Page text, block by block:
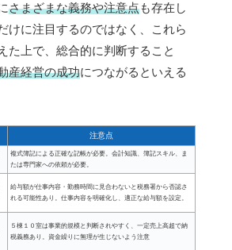
さまざまな義務や注意点も存在し
けに注目するのではなく、これら
た上で、総合的に判断すること
産経営の成功につながるといえる
注意点
複式簿記による正確な記帳が必要。会計知識、簿記スキル、ま
たは専門家への依頼が必要。
給与額が仕事内容・勤務時間に見合わないと税務署から否認さ
れる可能性あり。仕事内容を明確化し、適正な給与額を設定。
５棟１０室は事業的規模と判断されやすく、一定売上高超で納
税義務あり。資金繰りに無理が生じないよう注意